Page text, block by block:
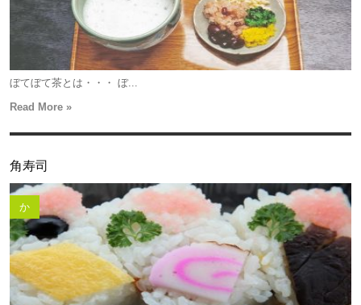
ぼてぼて茶とは・・・ ぼ...
Read More »
角寿司
か